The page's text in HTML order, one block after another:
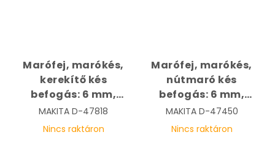
Marófej, marókés,
kerekítő kés
befogás: 6 mm,
átmérő: 9,5 mm,
rádiusz: 4,8 mm |
MAKITA D-47818
Nincs raktáron
Marófej, marókés,
nútmaró kés
befogás: 6 mm,
átmérő: 8 mm,
hossz: 25,4 mm |
MAKITA D-47450
Nincs raktáron